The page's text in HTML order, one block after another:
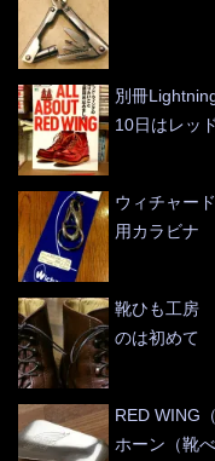
別冊
10日はレッ
ウィチャー
用カラビナ
靴ひも工房
のは初めて
RED WING
ホーン（靴べ